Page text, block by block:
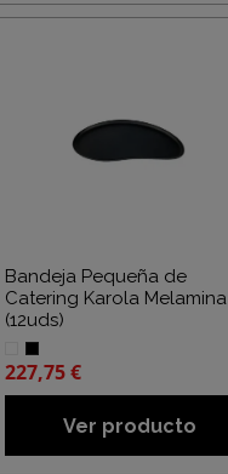
Bandeja Pequeña de
Catering Karola Melamina
(12uds)
227,75 €
Ver producto